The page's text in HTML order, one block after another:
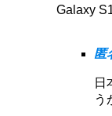
Galaxy
匿
日
う